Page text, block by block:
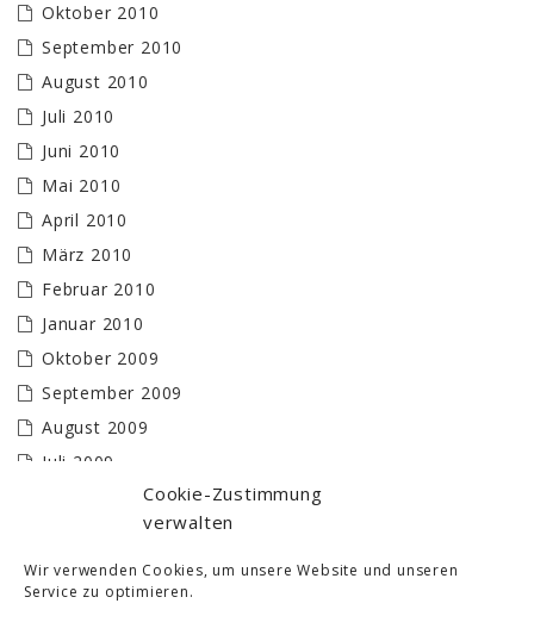
Cookie-Zustimmung
verwalten
Wir verwenden Cookies, um unsere Website und unseren
Service zu optimieren.
Oktober 2010
September 2010
August 2010
Juli 2010
Juni 2010
Mai 2010
April 2010
März 2010
Februar 2010
Januar 2010
Oktober 2009
September 2009
August 2009
Juli 2009
April 2009
März 2009